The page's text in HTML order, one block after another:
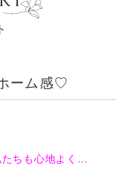
ーム感♡
ちも心地よく…